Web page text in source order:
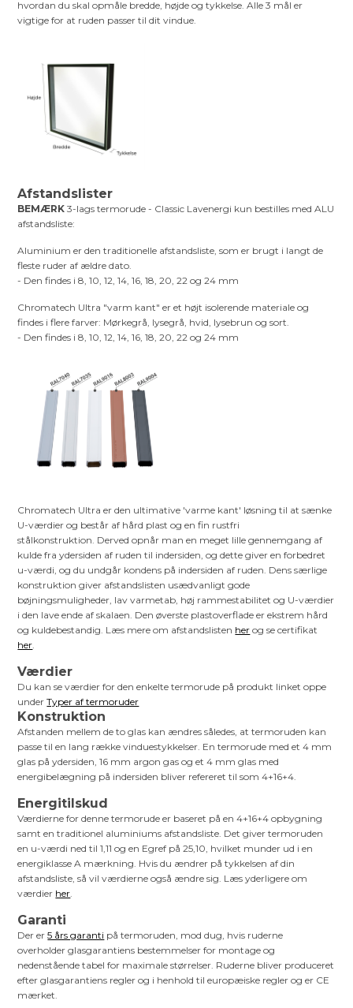
hvordan du skal opmåle bredde, højde og tykkelse. Alle 3 mål er
vigtige for at ruden passer til dit vindue.
Afstandslister
BEMÆRK3-lags termorude - Classic Lavenergi kun bestilles med ALU
afstandsliste:
Aluminium er den traditionelle afstandsliste, som er brugt i langt de
fleste ruder af ældre dato.
- Den findes i 8, 10, 12, 14, 16, 18, 20, 22 og 24 mm
Chromatech Ultra "varm kant" er et højt isolerende materiale og
findes i flere farver: Mørkegrå, lysegrå, hvid, lysebrun og sort.
- Den findes i 8, 10, 12, 14, 16, 18, 20, 22 og 24 mm
Chromatech Ultra er den ultimative 'varme kant' løsning til at sænke
U-værdier og består af hård plast og en fin rustfri
stålkonstruktion. Derved opnår man en meget lille gennemgang af
kulde fra ydersiden af ruden til indersiden, og dette giver en forbedret
u-værdi, og du undgår kondens på indersiden af ruden. Dens særlige
konstruktion giver afstandslisten usædvanligt gode
bøjningsmuligheder, lav varmetab, høj rammestabilitet og U-værdier
i den lave ende af skalaen. Den øverste plastoverflade er ekstrem hård
og kuldebestandig. Læs mere om afstandslisten her og se certifikat
her
Værdier
Du kan se værdier for den enkelte termorude på produkt linket oppe
underTyper af termoruder
Konstruktion
Afstanden mellem de to glas kan ændres således, at termoruden kan
passe til en lang række vinduestykkelser. En termorude med et 4 mm
glas på ydersiden, 16 mm argon gas og et 4 mm glas med
energibelægning på indersiden bliver refereret til som 4+16+4.
Energitilskud
Værdierne for denne termorude er baseret på en 4+16+4 opbygning
samt en traditionel aluminiums afstandsliste. Det giver termoruden
en u-værdi ned til 1,11 og en Egref på 25,10, hvilket munder ud i en
energiklasse A mærkning. Hvis du ændrer på tykkelsen af din
afstandsliste, så vil værdierne også ændre sig. Læs yderligere om
værdier her
Garanti
Der er5 års garanti på termoruden, mod dug, hvis ruderne
overholder glasgarantiens bestemmelser for montage og
nedenstående tabel for maximale størrelser. Ruderne bliver produceret
efter glasgarantiens regler og i henhold til europæiske regler og er CE
mærket.